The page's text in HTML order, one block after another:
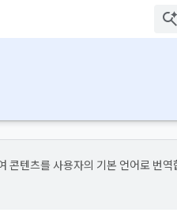
콘텐츠를 사용자의 기본 언어로 번역